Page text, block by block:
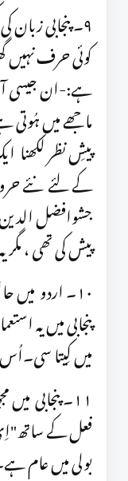
٩۔ پنجابی
کوئی حرف نہیں
ہے:-ان جیسی
ماجھے میں
پیشِ نظر
کے لئے نئے
جشوافضل الدین
پیش کی تھی ،
١٠۔ اردو
پنجابی میں یہ
میں کِیتا
١١۔ پنجابی
فعل کے
بولی میں عام ہے۔